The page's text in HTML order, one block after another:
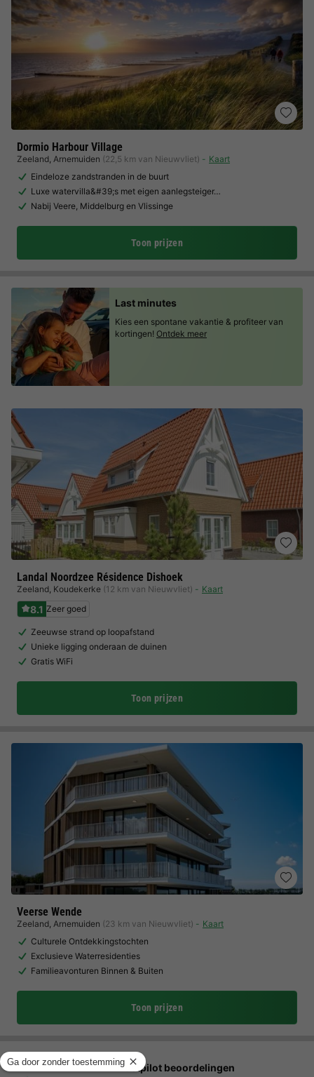
Dormio Harbour Village
Zeeland, Arnemuiden (22,5 km van Nieuwvliet)
Kaart
Eindeloze zandstranden in de buurt
Luxe watervilla&#39;s met eigen aanlegsteiger…
Nabij Veere, Middelburg en Vlissinge
Toon prijzen
Landal Noordzee Résidence Dishoek
Zeeland, Koudekerke (12 km van Nieuwvliet) Kaart
8.1 Zeer goed
Zeeuwse strand op loopafstand
Unieke ligging onderaan de duinen
Gratis WiFi
Toon prijzen
Veerse Wende
Zeeland, Arnemuiden (23 km van Nieuwvliet)
Kaart
Culturele Ontdekkingstochten
Exclusieve Waterresidenties
Familieavonturen Binnen & Buiten
Toon prijzen
Last minutes
Kies een spontane vakantie & profiteer van
kortingen! Ontdek meer
Trustpilot beoordelingen